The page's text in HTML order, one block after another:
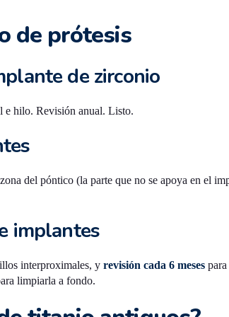
de prótesis
de zirconio
e hilo. Revisión anual. Listo.
del póntico (la parte que no se apoya en el
implantes
interproximales, y revisión cada 6 meses
limpiarla a fondo.